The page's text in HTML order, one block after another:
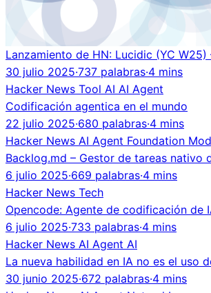
Lanzamiento de HN: Lucidic (YC
30 julio 2025·737 palabras·4 mins
Hacker News Tool AI AI Agent
Codificación agentica en el mundo
22 julio 2025·680 palabras·4 mins
Hacker News AI Agent Foundation
Backlog.md – Gestor de tareas
6 julio 2025·669 palabras·4 mins
Hacker News Tech
Opencode: Agente de codificación de
6 julio 2025·733 palabras·4 mins
Hacker News AI Agent AI
La nueva habilidad en IA no es el uso
30 junio 2025·672 palabras·4 mins